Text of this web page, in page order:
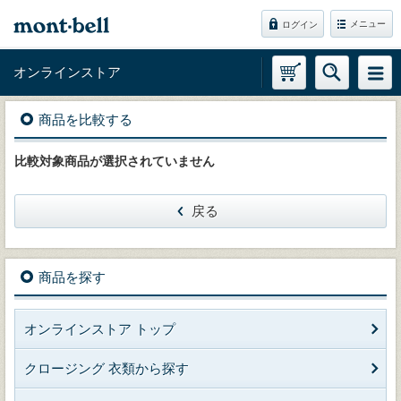
ログイン メニュー
オンラインストア
商品を比較する
比較対象商品が選択されていません
戻る
商品を探す
オンラインストア トップ
クロージング 衣類から探す